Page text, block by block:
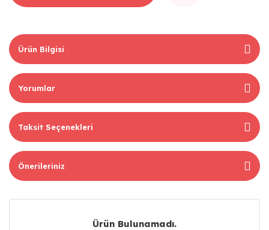
Ürün Bilgisi
Yorumlar
Taksit Seçenekleri
Önerileriniz
Ürün Bulunamadı.